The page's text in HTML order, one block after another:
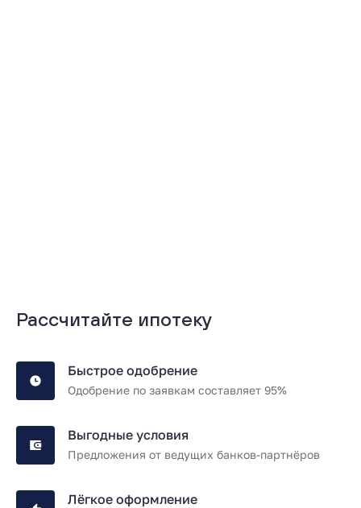
Рассчитайте ипотеку
Быстрое одобрение
Одобрение по заявкам составляет 95%
Выгодные условия
Предложения от ведущих банков-партнёров
Лёгкое оформление